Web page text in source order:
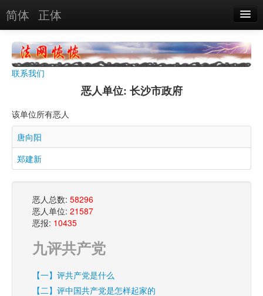
简体 正体
恶报实例
恶人单位
单位图片
搜索
联系我们
恶人单位: 长沙市政府
该单位所有恶人
唐向阳
郑建新
恶人总数: 58296
恶人单位: 21587
恶报: 10435
九评共产党
【一】评共产党是什么
【二】评中国共产党是怎样起家的